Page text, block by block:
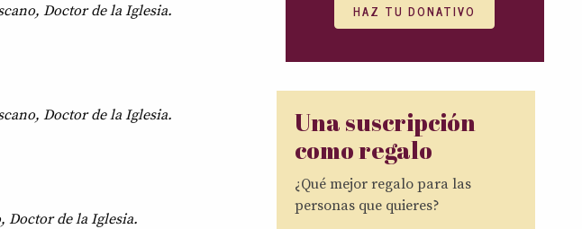
Doctor de la Iglesia.
Doctor de la Iglesia.
Doctor de la Iglesia.
HAZ TU DONATIVO
Una suscripción
como regalo
¿Qué mejor regalo para las
personas que quieres?